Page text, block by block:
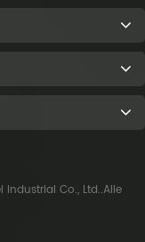
Co., Ltd..Alle